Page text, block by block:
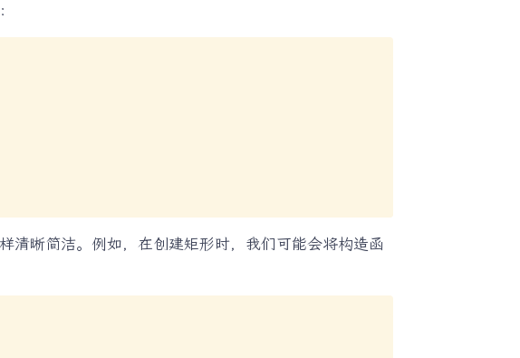
清晰简洁。例如，在创建矩形时，我们可能会将构造函